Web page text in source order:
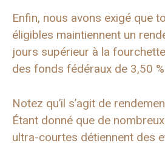
Enfin, nous avons exigé que
éligibles maintiennent un
jours supérieur à la
des fonds fédéraux de 3,50
Notez qu’il s’agit de
Étant donné que de
ultra-courtes détiennent des